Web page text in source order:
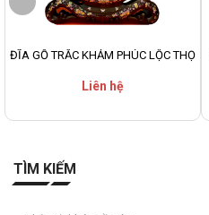
ĐĨA GỖ TRẮC KHẢM PHÚC LỘC THỌ
Liên hệ
TÌM KIẾM